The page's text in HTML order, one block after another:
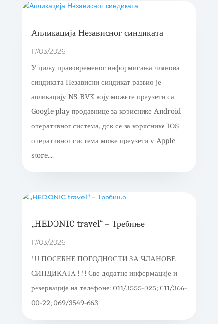
Апликација Независног синдиката
17/03/2026
У циљу правовременог информисања чланова
синдиката Независни синдикат развио је
апликацију NS BVK коју можете преузети са
Google play продавнице за кориснике Android
оперативног система, док се за кориснике IOS
оперативног система може преузети у Apple
store....
„HEDONIC travel“ – Требиње
17/03/2026
! ! ! ПОСЕБНЕ ПОГОДНОСТИ ЗА ЧЛАНОВЕ
СИНДИКАТА ! ! ! Све додатне информације и
резервације на телефоне: 011/3555-025; 011/366-
00-22; 069/3549-663